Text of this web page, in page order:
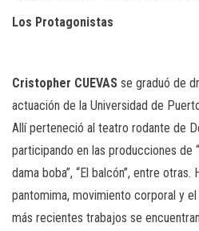
Los Protagonistas
Cristopher CUEVAS se graduó de
actuación de la Universidad de
Allí perteneció al teatro rodante de
participando en las producciones de
dama boba”, “El balcón”, entre
pantomima, movimiento corporal y
más recientes trabajos se